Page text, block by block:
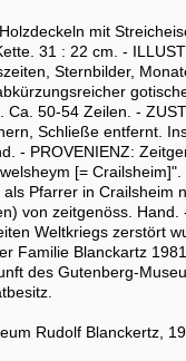
mit
31 : 22 cm. -
Sternbilder,
50-54 Zeilen. -
Schließe entfernt.
- PROVENIENZ:
[=
Pfarrer in Crailsheim
von zeitgenöss.
Weltkriegs zerstört
Familie Blanckartz
des Gutenberg-
Rudolf Blanckertz,